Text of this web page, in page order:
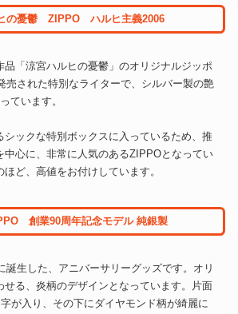
の憂鬱 ZIPPO ハルヒ主義2006
品「涼宮ハルヒの憂鬱」のオリジナルジッポ
売された特別なライターで、シルバー製の艶
ています。
シックな特別ボックスに入っているため、推
中心に、非常に人気のあるZIPPOとなってい
ど、高値をお付けしています。
創業90周年記念モデル 純銀製
誕生した、アニバーサリーグッズです。オリ
せる、炎柄のデザインとなっています。片面
が入り、その下にダイヤモンド柄が綺麗に